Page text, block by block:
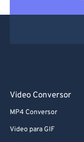
Video Conversor
MP4 Conversor
Video para GIF